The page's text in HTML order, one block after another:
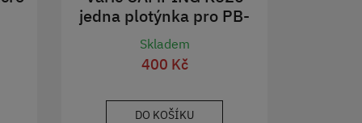
jedna plotýnka pro PB-
2kg
Skladem
400 Kč
DO KOŠÍKU